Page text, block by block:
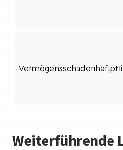
Weiterführende